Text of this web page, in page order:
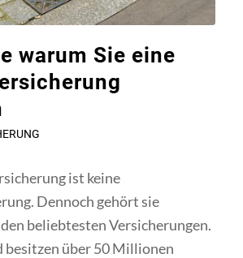
warum Sie eine
ist keine
Dennoch gehört sie
beliebtesten Versicherungen.
besitzen über 50 Millionen